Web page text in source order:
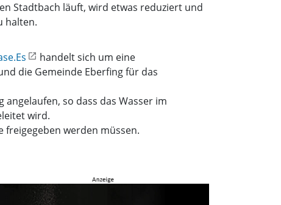
Stadtbach läuft, wird etwas reduziert und
halten.
handelt sich um eine
die Gemeinde Eberfing für das
so dass das Wasser im
wird.
werden müssen.